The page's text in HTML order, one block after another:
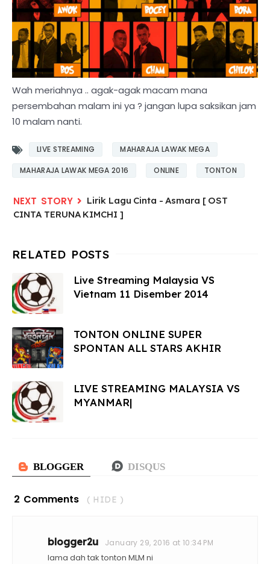
Wah meriahnya .. agak-agak macam mana
persembahan malam ini ya ? jangan lupa saksikan jam
10 malam nanti.
LIVE STREAMING MAHARAJA LAWAK MEGA
MAHARAJA LAWAK MEGA 2016 ONLINE TONTON
Lirik Lagu Cinta - Asmara [ OST
CINTA TERUNA KIMCHI ]
Live Streaming Malaysia VS
Vietnam 11 Disember 2014
TONTON ONLINE SUPER
SPONTAN ALL STARS AKHIR
LIVE STREAMING MALAYSIA VS
MYANMAR|
2 Comments ( HIDE )
blogger2u January 29, 2016 at 10:34 PM
lama dah tak tonton MLM ni